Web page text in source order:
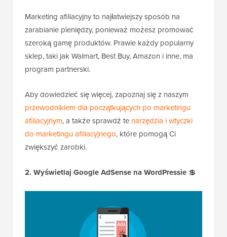
Marketing afiliacyjny to najłatwiejszy sposób na
zarabianie pieniędzy, ponieważ możesz promować
szeroką gamę produktów. Prawie każdy popularny
sklep, taki jak Walmart, Best Buy, Amazon i inne, ma
program partnerski.
Aby dowiedzieć się więcej, zapoznaj się z naszym
przewodnikiem dla początkujących po marketingu
afiliacyjnym, a także sprawdź te narzędzia i wtyczki
do marketingu afiliacyjnego, które pomogą Ci
zwiększyć zarobki.
2. Wyświetlaj Google AdSense na WordPressie 💲